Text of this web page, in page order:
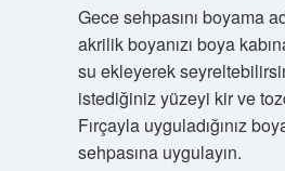
Gece sehpasını boyama
akrilik boyanızı boya
su ekleyerek
istediğiniz yüzeyi kir ve
Fırçayla uyguladığınız
sehpasına uygulayın.